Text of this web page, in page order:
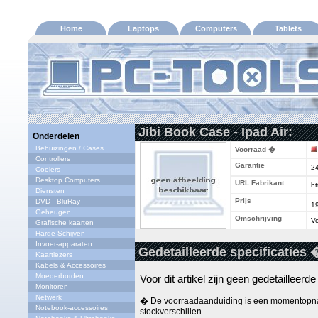
Home Laptops Computers Tablets
Onderdelen
Behuizingen / Cases
Controllers
Coolers
Desktop Computers
Diensten
DVD - BluRay
Geheugen
Grafische kaarten
Harde Schijven
Invoer-apparaten
Kaartlezers
Kabels & Accessoires
Moederborden
Monitoren
Netwerk
Notebook-accessoires
Jibi Book Case - Ipad Air:
Voorraad �
Garantie
URL Fabrikant
Prijs
Omschrijving
Gedetailleerde specificaties
Voor dit artikel zijn geen
� De voorraadaanduiding is een
stockverschillen